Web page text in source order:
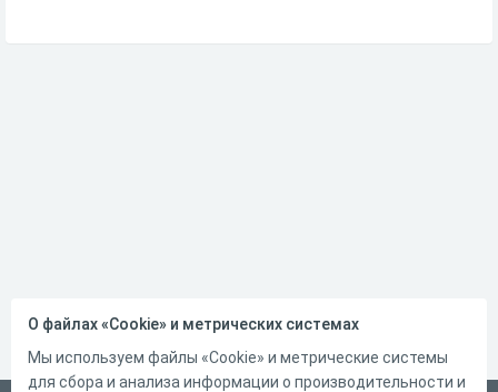
О файлах «Cookie» и метрических системах
Мы используем файлы «Cookie» и метрические системы
для сбора и анализа информации о производительности и